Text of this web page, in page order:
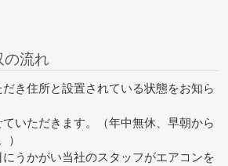
の流れ
だき住所と設置されている状態をお知ら
いただきます。（年中無休、早朝から
）
うかがい当社のスタッフがエアコンを